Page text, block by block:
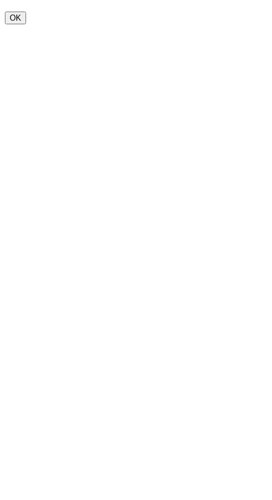
OK